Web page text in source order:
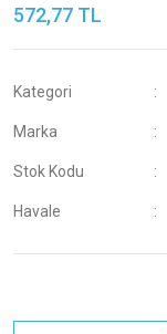
572,77 TL
Kategori
Marka
Stok Kodu
Havale